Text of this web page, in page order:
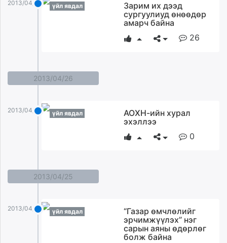
2013/04/28 үйл явдал
Зарим их дээд
сургуулиуд өнөөдөр
амарч байна
26
2013/04/26
2013/04/26 үйл явдал
АОХН-ийн хурал
эхэллээ
0
2013/04/25
2013/04/25 үйл явдал
“Газар өмчлөлийг
эрчимжүүлэх” нэг
сарын аяны өдөрлөг
болж байна